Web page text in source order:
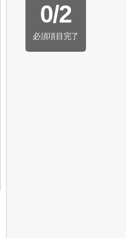
0/2
必須項目完了